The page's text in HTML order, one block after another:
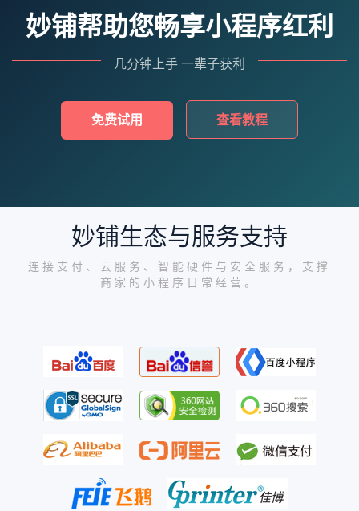
妙铺帮助您畅享小程序红利
几分钟上手 一辈子获利
免费试用 查看教程
妙铺生态与服务支持
连接支付、云服务、智能硬件与安全服务，支撑
商家的小程序日常经营。